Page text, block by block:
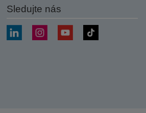
Sledujte nás